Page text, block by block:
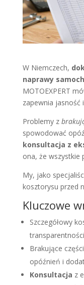
W Niemczech,
naprawy
MOTOEXPERT
zapewnia jasność
Problemy z
spowodować
konsultacja z
ona, że wszystkie
My, jako
kosztorysu przed
Kluczowe
Szczegółowy
Brakujące
opóźnień i
Konsultacja z